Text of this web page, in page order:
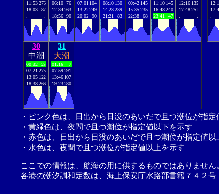
11:53276
18:03
87
06:10
76
12:34263
18:56
90
07:01 104
13:22249
20:02
90
08:10 130
14:23239
21:21
83
09:42 145
15:35235
22:38
68
11:10 145
16:48240
23:41
47
12:16 135
17:48251
30
中潮
00:32
25
07:21 275
13:05 122
18:38266
31
大潮
01:16
7
07:59291
13:46 107
19:23280
・ピンク色は、日出から日没のあいだで且つ潮位が指
・黄緑色は、夜間で且つ潮位が指定値以下を示す
・赤色は、日出から日没のあいだで且つ潮位が指定値以
・水色は、夜間で且つ潮位が指定値以上を示す
ここでの情報は、航海の用に供するものではありませ
各港の潮汐調和定数は、海上保安庁水路部書籍７４２